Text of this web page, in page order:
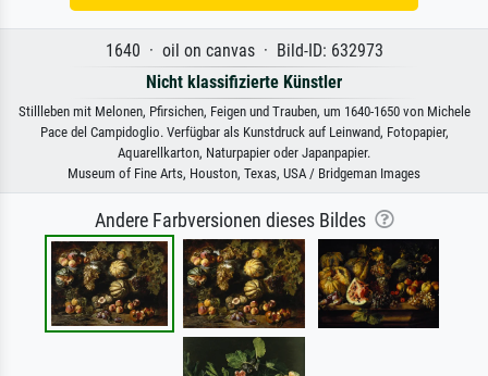
1640 · oil on canvas · Bild-ID: 632973
Nicht klassifizierte Künstler
Stillleben mit Melonen, Pfirsichen, Feigen und Trauben, um 1640-1650 von Michele
Pace del Campidoglio. Verfügbar als Kunstdruck auf Leinwand, Fotopapier,
Aquarellkarton, Naturpapier oder Japanpapier.
Museum of Fine Arts, Houston, Texas, USA / Bridgeman Images
Andere Farbversionen dieses Bildes